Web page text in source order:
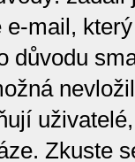
mail,
důvodu
Zkuste